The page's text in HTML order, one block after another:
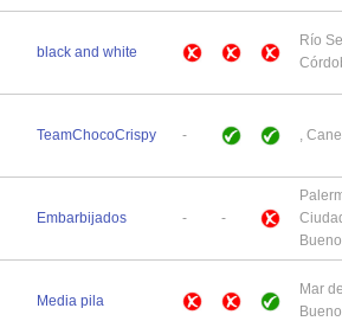
black and white
Río
TeamChocoCrispy - ,
Embarbijados - -
Media pila
Mar